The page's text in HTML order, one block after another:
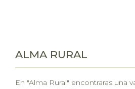
ALMA RURAL
En "Alma Rural" encontraras